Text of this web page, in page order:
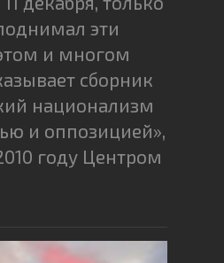
эти
и многом
сборник
национализм
и оппозицией»,
году Центром